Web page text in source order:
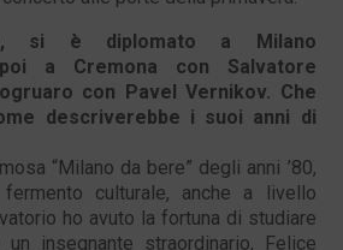
si è diplomato a Milano
a Cremona con Salvatore
con Pavel Vernikov. Che
descriverebbe i suoi anni di
“Milano da bere” degli anni ’80,
culturale, anche a livello
ho avuto la fortuna di studiare
insegnante straordinario, Felice